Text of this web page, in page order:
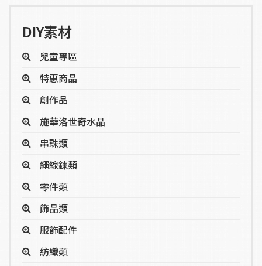
DIY素材
兒童專區
特惠商品
創作品
施華洛世奇水晶
串珠類
繩線鍊類
零件類
飾品類
服飾配件
紡織類